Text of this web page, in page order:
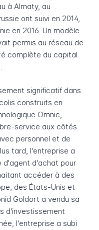
à Almaty, au
ont suivi en 2014,
en 2016. Un modèle
permis au réseau de
complète du capital
significatif dans
construits en
Omnic,
service aux côtés
personnel et de
tard, l'entreprise a
d'agent d'achat pour
accéder à des
des États-Unis et
Goldort a vendu sa
d'investissement
l'entreprise a subi